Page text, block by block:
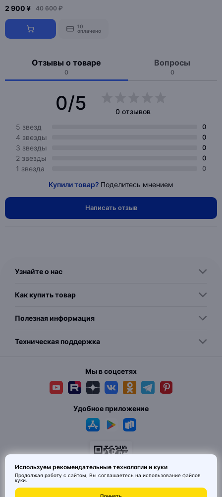
2 900 ¥ 40 600 ₽
10
оплачено
Отзывы о товаре
0
Вопросы
0
0/5
0 отзывов
5 звезд
0
4 звезды 0
3 звезды 0
2 звезды 0
1 звезда 0
Купили товар? Поделитесь мнением
Написать отзыв
Узнайте о нас
Как купить товар
Полезная информация
Техническая поддержка
Мы в соцсетях
Удобное приложение
Используем рекомендательные технологии и куки
Продолжая работу с сайтом, Вы соглашаетесь на использование файлов
куки.